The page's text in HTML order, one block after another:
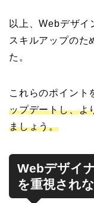
以上、Webデザイ
スキルアップのた
た。
これらのポイント
ップデートし、よ
ましょう。
Webデザイ
を重視され